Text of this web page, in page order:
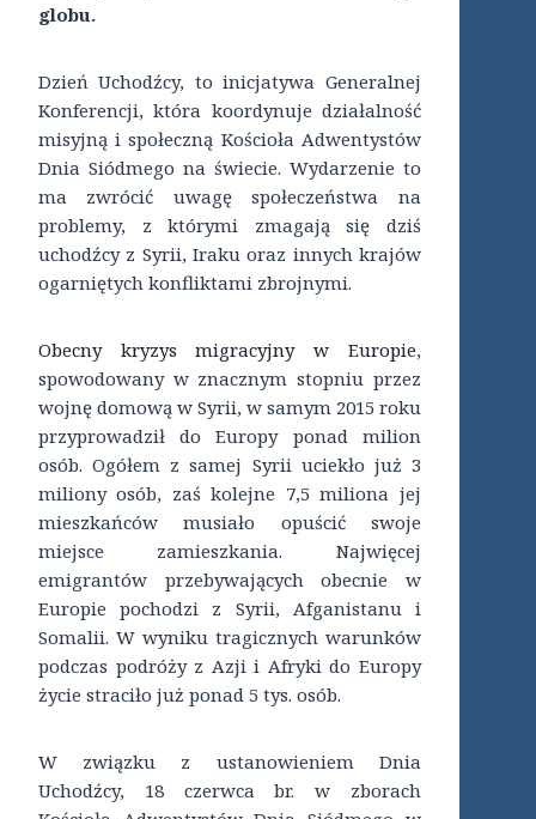
globu.
Dzień Uchodźcy, to inicjatywa Generalnej
Konferencji, która koordynuje działalność
misyjną i społeczną Kościoła Adwentystów
Dnia Siódmego na świecie. Wydarzenie to
ma zwrócić uwagę społeczeństwa na
problemy, z którymi zmagają się dziś
uchodźcy z Syrii, Iraku oraz innych krajów
ogarniętych konfliktami zbrojnymi.
Obecny kryzys migracyjny w Europie,
spowodowany w znacznym stopniu przez
wojnę domową w Syrii, w samym 2015 roku
przyprowadził do Europy ponad milion
osób. Ogółem z samej Syrii uciekło już 3
miliony osób, zaś kolejne 7,5 miliona jej
mieszkańców musiało opuścić swoje
miejsce zamieszkania. Najwięcej
emigrantów przebywających obecnie w
Europie pochodzi z Syrii, Afganistanu i
Somalii. W wyniku tragicznych warunków
podczas podróży z Azji i Afryki do Europy
życie straciło już ponad 5 tys. osób.
W związku z ustanowieniem Dnia
Uchodźcy, 18 czerwca br. w zborach